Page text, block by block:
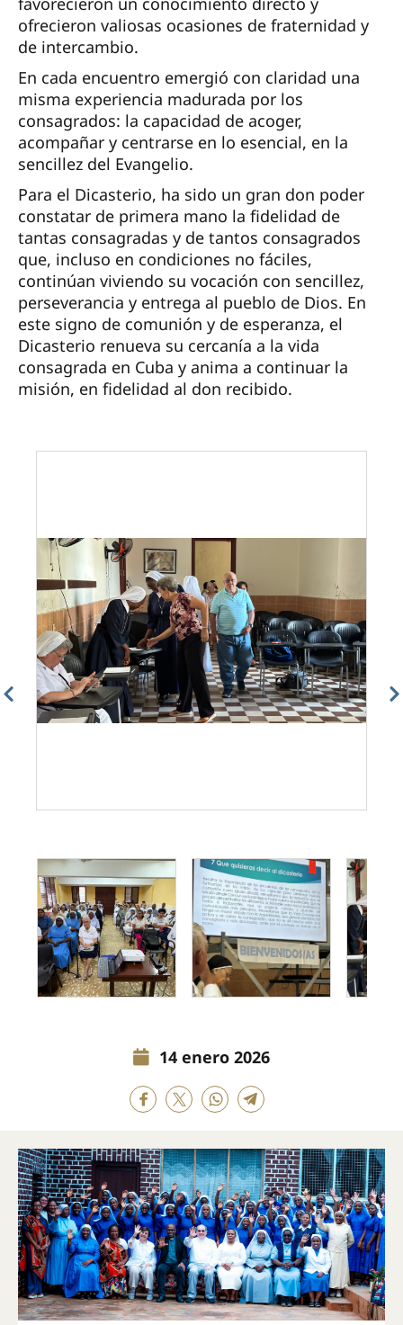
ofrecieron valiosas ocasiones de fraternidad y
de intercambio.
En cada encuentro emergió con claridad una
misma experiencia madurada por los
consagrados: la capacidad de acoger,
acompañar y centrarse en lo esencial, en la
sencillez del Evangelio.
Para el Dicasterio, ha sido un gran don poder
constatar de primera mano la fidelidad de
tantas consagradas y de tantos consagrados
que, incluso en condiciones no fáciles,
continúan viviendo su vocación con sencillez,
perseverancia y entrega al pueblo de Dios. En
este signo de comunión y de esperanza, el
Dicasterio renueva su cercanía a la vida
consagrada en Cuba y anima a continuar la
misión, en fidelidad al don recibido.
14 enero 2026